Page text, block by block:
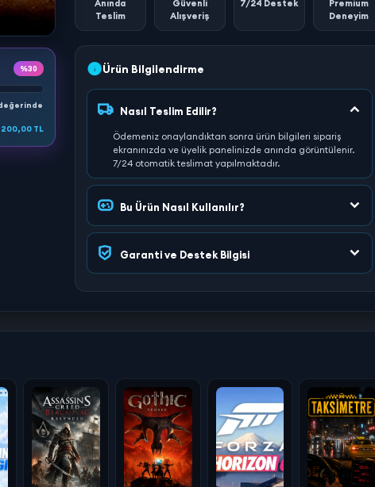
%30
200,00 TL
Anında
Teslim
Güvenli
Alışveriş
7/24 Destek
Premium
Deneyim
Ürün Bilgilendirme
Nasıl Teslim Edilir?
Ödemeniz onaylandıktan sonra ürün bilgileri sipariş
ekranınızda ve üyelik panelinizde anında görüntülenir.
7/24 otomatik teslimat yapılmaktadır.
Bu Ürün Nasıl Kullanılır?
Garanti ve Destek Bilgisi